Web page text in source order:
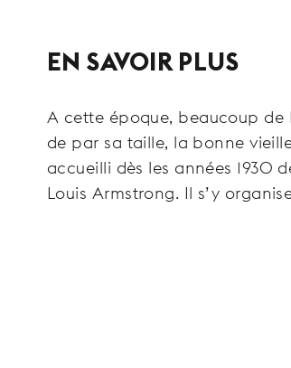
EN SAVOIR PLUS
A cette époque, beaucoup de
de par sa taille, la bonne
accueilli dès les années 1930
Louis Armstrong. Il s’y